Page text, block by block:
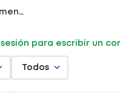
tampón
para escribir un
Todos